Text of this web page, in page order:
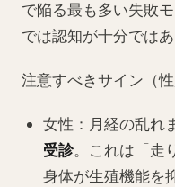
で陥る最も多い失敗
では認知が十分ではあ
注意すべきサイン（性
女性：月経の乱れ
受診。これは「走
身体が生殖機能を